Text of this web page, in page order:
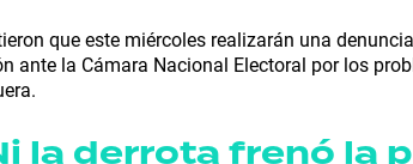
que este miércoles realizarán una
ante la Cámara Nacional Electoral por los
la derrota frenó la